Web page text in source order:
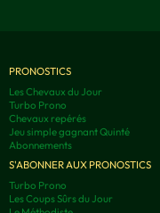
PRONOSTICS
Les Chevaux du Jour
Turbo Prono
Chevaux repérés
Jeu simple gagnant Quinté
Abonnements
S'ABONNER AUX PRONOSTICS
Turbo Prono
Les Coups Sûrs du Jour